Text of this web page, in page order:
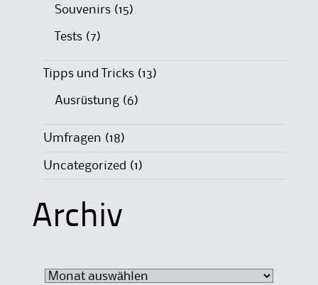
Souvenirs(15)
Tests(7)
Tipps und Tricks(13)
Ausrüstung(6)
Umfragen (18)
Uncategorized (1)
Archiv